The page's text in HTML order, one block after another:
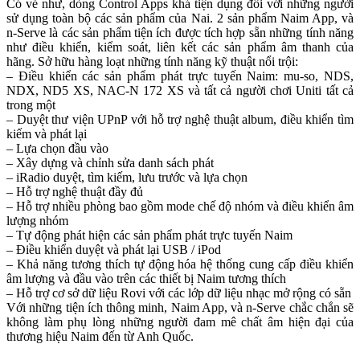
Có vẻ như, dòng Control Apps khá tiện dụng đối với những người
sử dụng toàn bộ các sản phẩm của Nai. 2 sản phẩm Naim App, và
n-Serve là các sản phẩm tiện ích được tích hợp sẵn những tính năng
như điều khiển, kiểm soát, liên kết các sản phẩm âm thanh của
hãng. Sở hữu hàng loạt những tính năng kỹ thuật nổi trội:
– Điều khiển các sản phẩm phát trực tuyến Naim: mu-so, NDS,
NDX, ND5 XS, NAC-N 172 XS và tất cả người chơi Uniti tất cả
trong một
– Duyệt thư viện UPnP với hỗ trợ nghệ thuật album, điều khiển tìm
kiếm và phát lại
– Lựa chọn đầu vào
– Xây dựng và chỉnh sửa danh sách phát
– iRadio duyệt, tìm kiếm, lưu trước và lựa chọn
– Hỗ trợ nghệ thuật đầy đủ
– Hỗ trợ nhiều phòng bao gồm mode chế độ nhóm và điều khiển âm
lượng nhóm
– Tự động phát hiện các sản phẩm phát trực tuyến Naim
– Điều khiển duyệt và phát lại USB / iPod
– Khả năng tương thích tự động hóa hệ thống cung cấp điều khiển
âm lượng và đầu vào trên các thiết bị Naim tương thích
– Hỗ trợ cơ sở dữ liệu Rovi với các lớp dữ liệu nhạc mở rộng có sẵn
Với những tiện ích thông minh, Naim App, và n-Serve chắc chắn sẽ
không làm phụ lòng những người đam mê chất âm hiện đại của
thương hiệu Naim đến từ Anh Quốc.